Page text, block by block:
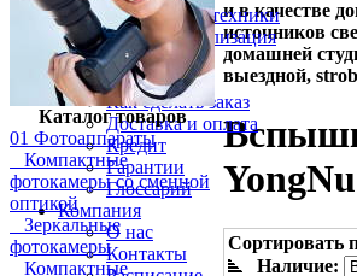
Прокат фототехники
Выкуп и реализация
Покупателям
Акции
Как сделать заказ
Доставка и оплата
Кредит
Гарантии
Глоссарий
Компания
О нас
Контакты
Каталог товаров
01 Фотоаппараты
Компактные
фотокамеры со сменной
оптикой
Зеркальные
фотокамеры
Компактные
и в качестве
источников
домашней
выездной,
Сортировать
Наличие: